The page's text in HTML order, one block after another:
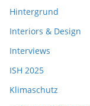
Hintergrund
Interiors & Design
Interviews
ISH 2025
Klimaschutz